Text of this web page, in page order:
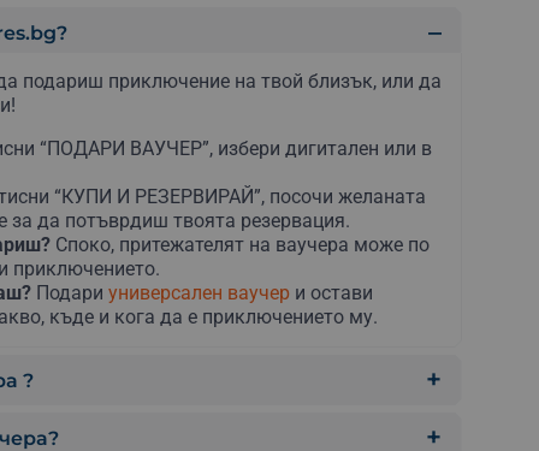
подариш приключение на твой близък, или да
“ПОДАРИ ВАУЧЕР”, избери дигитален или в
“КУПИ И РЕЗЕРВИРАЙ”, посочи желаната
за да потъврдиш твоята резервация.
Споко, притежателят на ваучера може по
приключението.
Подари универсален ваучери остави
къде и кога да е приключението му.
?